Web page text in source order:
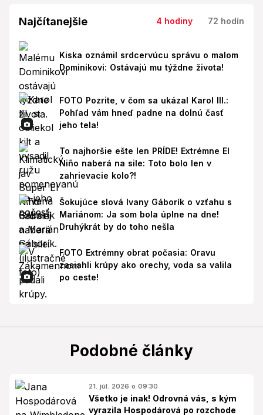
Najčítanejšie 4 hodiny 72 hodín
Kiska oznámil srdcervúcu správu o malom
Dominikovi: Ostávajú mu týždne života!
FOTO Pozrite, v čom sa ukázal Karol III.:
Pohľad vám hneď padne na dolnú časť
jeho tela!
To najhoršie ešte len PRÍDE! Extrémne El
Niño naberá na sile: Toto bolo len v
zahrievacie kolo?!
Šokujúce slová Ivany Gáborík o vzťahu s
Mariánom: Ja som bola úplne na dne!
Druhýkrát by do toho nešla
FOTO Extrémny obrat počasia: Oravu
zasiahli krúpy ako orechy, voda sa valila
po ceste!
Podobné články
21. júl. 2026 o 09:30
Všetko je inak! Odrovná vás, s kým
vyrazila Hospodárová po rozchode